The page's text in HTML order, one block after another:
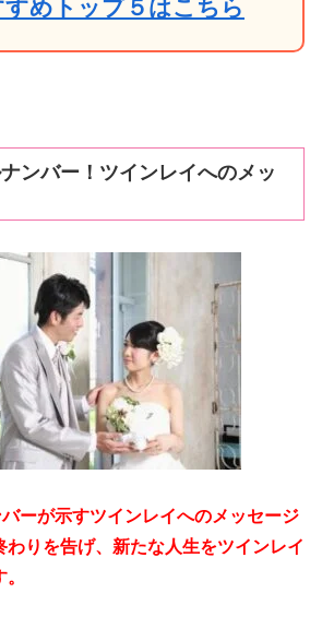
めトップ５はこちら
ンバー！ツインレイへのメッ
ーが示すツインレイへのメッセージ
わりを告げ、新たな人生をツインレイ